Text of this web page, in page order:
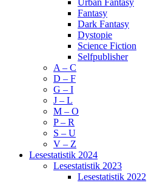
Urban Fantasy
Fantasy
Dark Fantasy
Dystopie
Science Fiction
Selfpublisher
A – C
D – F
G – I
J – L
M – O
P – R
S – U
V – Z
Lesestatistik 2024
Lesestatistik 2023
Lesestatistik 2022